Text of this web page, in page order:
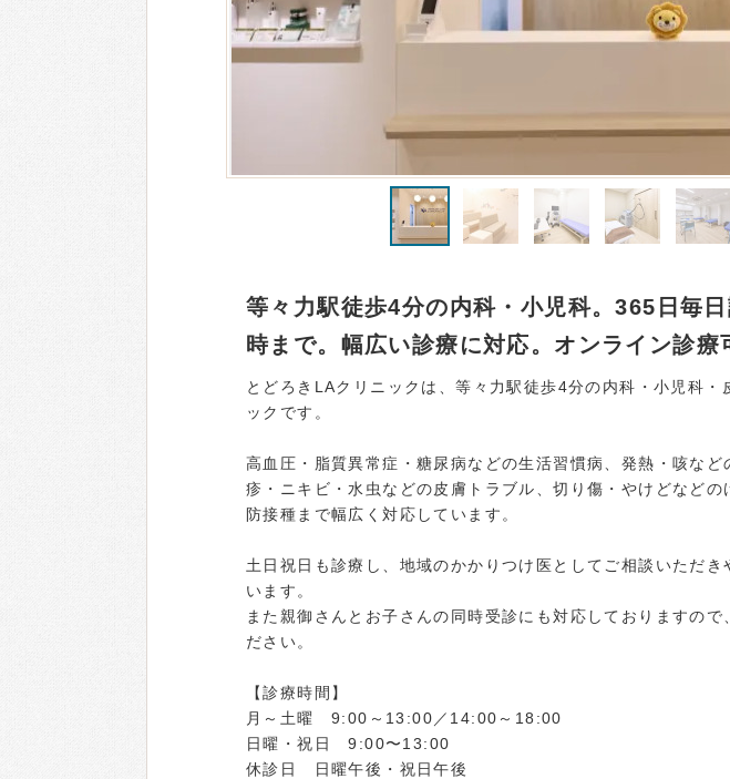
等々力駅徒歩4分の内科・小児科。365日毎
時まで。幅広い診療に対応。オンライン診療
とどろきLAクリニックは、等々力駅徒歩4分の内科・小児科・
ックです。
高血圧・脂質異常症・糖尿病などの生活習慣病、発熱・咳など
疹・ニキビ・水虫などの皮膚トラブル、切り傷・やけどなどの
防接種まで幅広く対応しています。
土日祝日も診療し、地域のかかりつけ医としてご相談いただき
います。
また親御さんとお子さんの同時受診にも対応しておりますので
ださい。
【診療時間】
月～土曜 9:00～13:00／14:00～18:00
日曜・祝日 9:00〜13:00
休診日 日曜午後・祝日午後